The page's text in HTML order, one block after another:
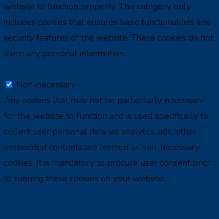
website to function properly. This category only
includes cookies that ensures basic functionalities and
security features of the website. These cookies do not
store any personal information.
Non-necessary
Any cookies that may not be particularly necessary
for the website to function and is used specifically to
collect user personal data via analytics, ads, other
embedded contents are termed as non-necessary
cookies. It is mandatory to procure user consent prior
to running these cookies on your website.